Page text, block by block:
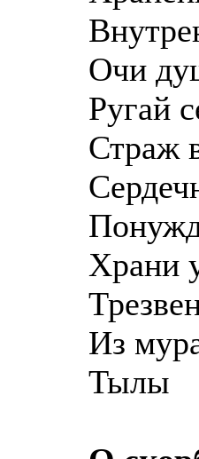
Очи
Ругай
Страж
Храни
Из
Тылы